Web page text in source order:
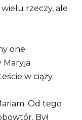
rzeczy, ale
one
Maryja
w ciąży.
Od tego
Był